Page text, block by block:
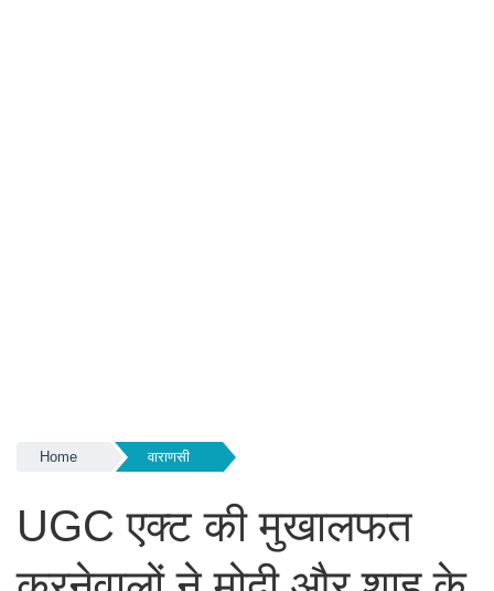
Home वाराणसी
UGC एक्ट की मुखालफत